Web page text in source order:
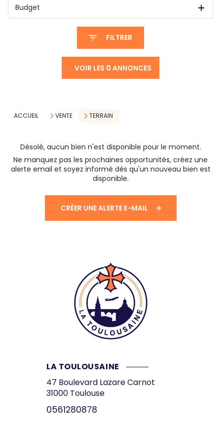
Budget
FILTRER
VOIR LES 0 ANNONCES
ACCUEIL VENTE TERRAIN
Désolé, aucun bien n'est disponible pour le moment.
Ne manquez pas les prochaines opportunités, créez une
alerte email et soyez informé dès qu'un nouveau bien est
disponible.
CRÉER UNE ALERTE E-MAIL
LA TOULOUSAINE
47 Boulevard Lazare Carnot
31000 Toulouse
0561280878